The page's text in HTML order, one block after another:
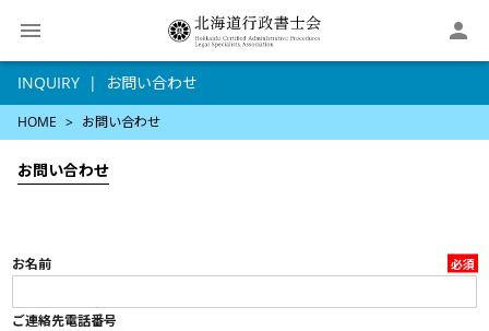

INQUIRY お問い合わせ
HOME お問い合わせ
お問い合わせ
お名前
ご連絡先電話番号